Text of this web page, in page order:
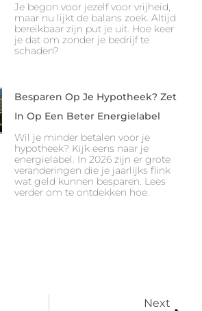
Je begon voor jezelf voor vrijheid,
maar nu lijkt de balans zoek. Altijd
bereikbaar zijn put je uit. Hoe keer
je dat om zonder je bedrijf te
schaden?
Besparen Op Je Hypotheek? Zet
In Op Een Beter Energielabel
Wil je minder betalen voor je
hypotheek? Kijk eens naar je
energielabel. In 2026 zijn er grote
veranderingen die je jaarlijks flink
wat geld kunnen besparen. Lees
verder om te ontdekken hoe.
Next